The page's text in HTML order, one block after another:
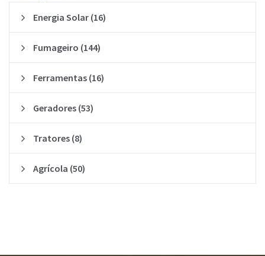
Energia Solar (16)
Fumageiro (144)
Ferramentas (16)
Geradores (53)
Tratores (8)
Agrícola (50)